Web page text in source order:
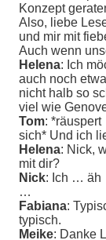
Konzept
Also, liebe
und mir mit
Auch wenn
Helena: Ich
auch noch
nicht halb so
viel wie
Tom: *räuspert
sich* Und ich
Helena: Nick,
mit dir?
Nick: Ich … äh
…
Fabiana:
typisch.
Meike: Danke